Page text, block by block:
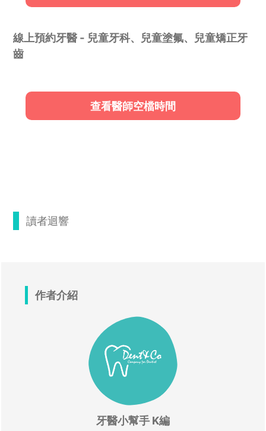
線上預約牙醫 - 兒童牙科、兒童塗氟、兒童矯正牙
齒
查看醫師空檔時間
讀者迴響
作者介紹
牙醫小幫手 K編